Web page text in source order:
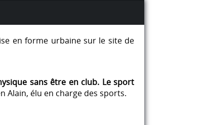
en forme urbaine sur le site de
sans être en club. Le sport
Alain, élu en charge des sports.